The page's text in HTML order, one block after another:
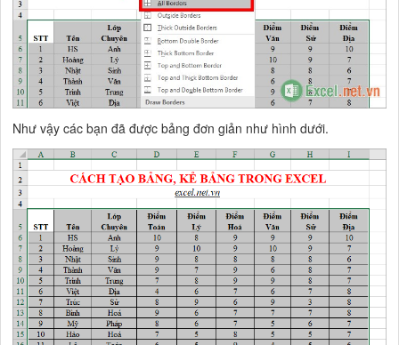
Như vậy các bạn đã được bảng đơn giản như hình dưới.